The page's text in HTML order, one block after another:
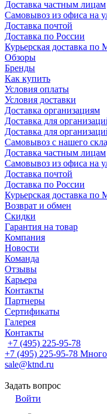
Доставка частным лицам
Самовывоз из офиса на
Доставка почтой
Доставка по России
Курьерская доставка по
Обзоры
Бренды
Как купить
Условия оплаты
Условия доставки
Доставка организациям
Доставка для
Доставка для
Самовывоз с нашего
Доставка частным лицам
Самовывоз из офиса на
Доставка почтой
Доставка по России
Курьерская доставка по
Возврат и обмен
Скидки
Гарантия на товар
Компания
Новости
Команда
Отзывы
Карьера
Контакты
Партнеры
Сертификаты
Галерея
Контакты
+7 (495) 225-95-78
+7 (495) 225-95-78
sale@ktnd.ru
Задать вопрос
Войти